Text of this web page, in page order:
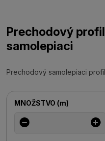
Prechodový profil
samolepiaci
Prechodový samolepiaci
MNOŽSTVO (m)